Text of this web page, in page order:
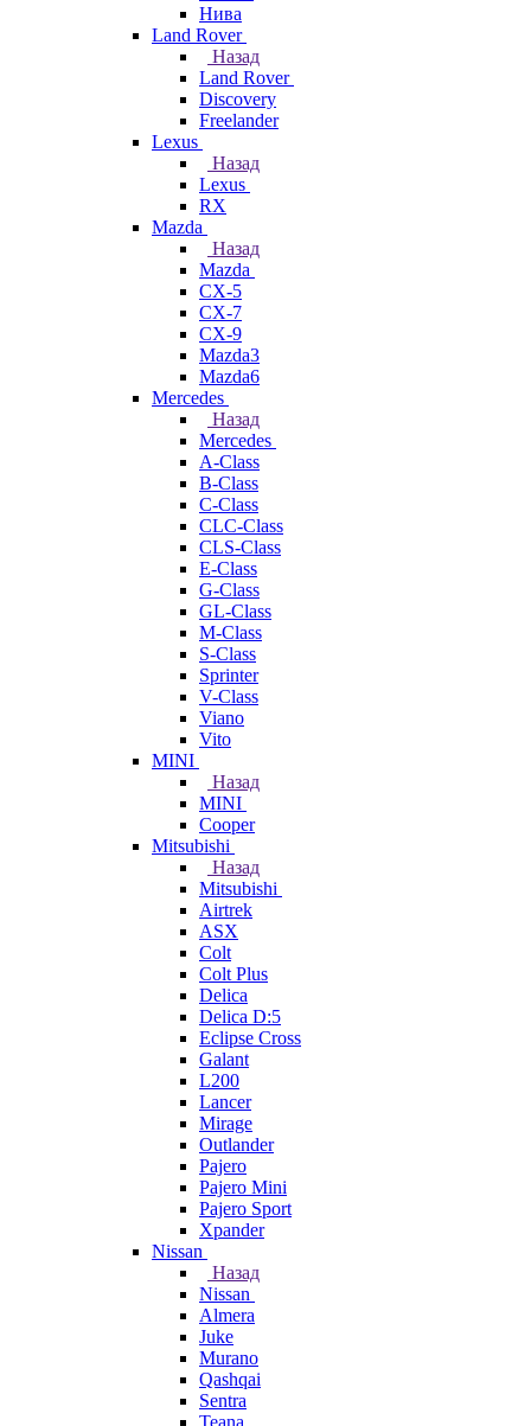
Нива
Land Rover
Назад
Land Rover
Discovery
Freelander
Lexus
Назад
Lexus
RX
Mazda
Назад
Mazda
CX-5
CX-7
CX-9
Mazda3
Mazda6
Mercedes
Назад
Mercedes
A-Class
B-Class
C-Class
CLC-Class
CLS-Class
E-Class
G-Class
GL-Class
M-Class
S-Class
Sprinter
V-Class
Viano
Vito
MINI
Назад
MINI
Cooper
Mitsubishi
Назад
Mitsubishi
Airtrek
ASX
Colt
Colt Plus
Delica
Delica D:5
Eclipse Cross
Galant
L200
Lancer
Mirage
Outlander
Pajero
Pajero Mini
Pajero Sport
Xpander
Nissan
Назад
Nissan
Almera
Juke
Murano
Qashqai
Sentra
Teana